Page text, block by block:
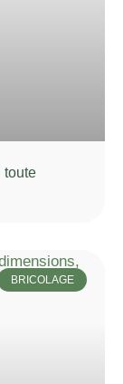
toute
BRICOLAGE